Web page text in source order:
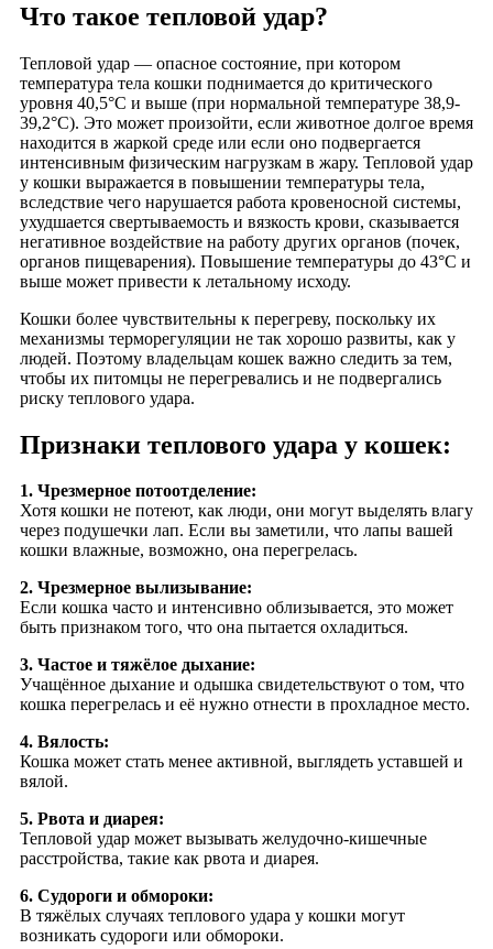
Что такое тепловой удар?
Тепловой удар — опасное состояние, при котором
температура тела кошки поднимается до критического
уровня 40,5°C и выше (при нормальной температуре 38,9-
39,2°C). Это может произойти, если животное долгое время
находится в жаркой среде или если оно подвергается
интенсивным физическим нагрузкам в жару. ​​Тепловой удар
у кошки выражается в повышении температуры тела,
вследствие чего нарушается работа кровеносной системы,
ухудшается свертываемость и вязкость крови, сказывается
негативное воздействие на работу других органов (почек,
органов пищеварения). Повышение температуры до 43°C и
выше может привести к летальному исходу.
Кошки более чувствительны к перегреву, поскольку их
механизмы терморегуляции не так хорошо развиты, как у
людей. Поэтому владельцам кошек важно следить за тем,
чтобы их питомцы не перегревались и не подвергались
риску теплового удара.
Признаки теплового удара у кошек:
1. Чрезмерное потоотделение:
Хотя кошки не потеют, как люди, они могут выделять влагу
через подушечки лап. Если вы заметили, что лапы вашей
кошки влажные, возможно, она перегрелась.
2. Чрезмерное вылизывание:
Если кошка часто и интенсивно облизывается, это может
быть признаком того, что она пытается охладиться.
3. Частое и тяжёлое дыхание:
Учащённое дыхание и одышка свидетельствуют о том, что
кошка перегрелась и её нужно отнести в прохладное место.
4. Вялость:
Кошка может стать менее активной, выглядеть уставшей и
вялой.
5. Рвота и диарея:
Тепловой удар может вызывать желудочно-кишечные
расстройства, такие как рвота и диарея.
6. Судороги и обмороки:
В тяжёлых случаях теплового удара у кошки могут
возникать судороги или обмороки.